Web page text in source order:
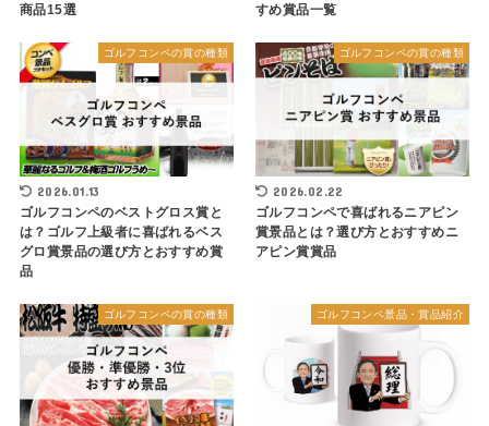
商品15選
すめ賞品一覧
ゴルフコンペの賞の種類
2026.01.13
ゴルフコンペのベストグロス賞と
は？ゴルフ上級者に喜ばれるベス
グロ賞景品の選び方とおすすめ賞
品
ゴルフコンペの賞の種類
2026.02.22
ゴルフコンペで喜ばれるニアピン
賞景品とは？選び方とおすすめニ
アピン賞賞品
ゴルフコンペの賞の種類 ゴルフコンペ景品・賞品紹介